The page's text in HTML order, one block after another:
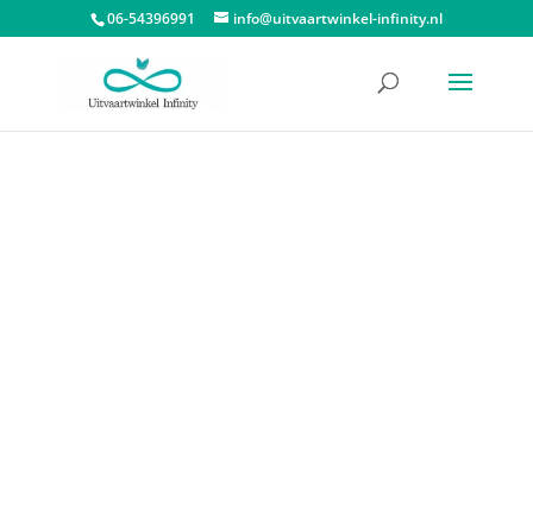
06-54396991 info@uitvaartwinkel-infinity.nl
Urnen/Messing urnen